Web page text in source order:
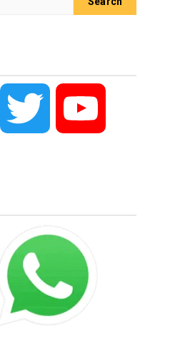
Instagram Twitter